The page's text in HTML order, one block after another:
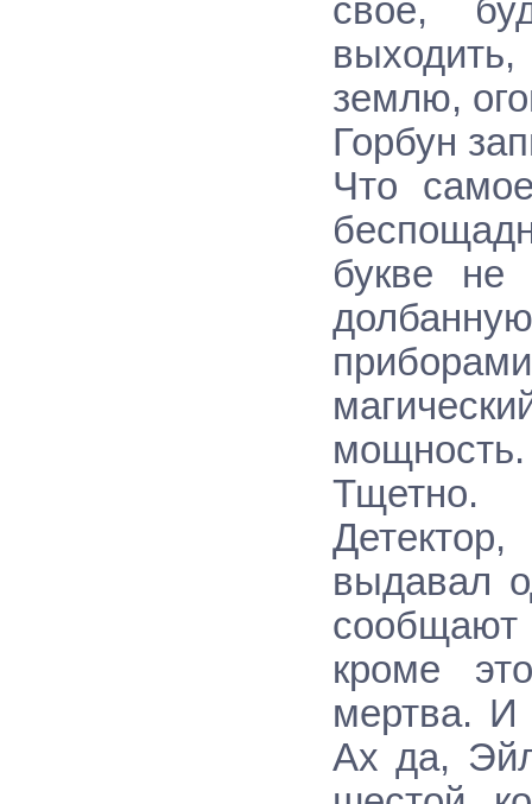
свое,
землю,
Горбун
Что
букве не
мощность.
Тщетно.
выдавал
сообщают
кроме
мертва. И
Ах да,